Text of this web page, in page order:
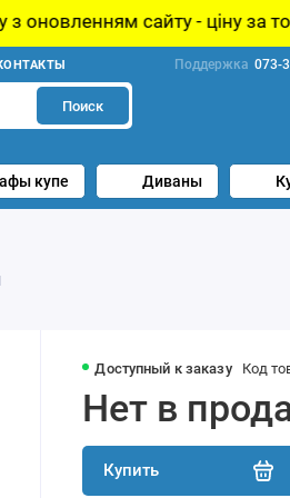
- ціну за товар
Поддержка 073-
Поиск
купе Диваны
Доступный к заказу Код
Нет в
Купить